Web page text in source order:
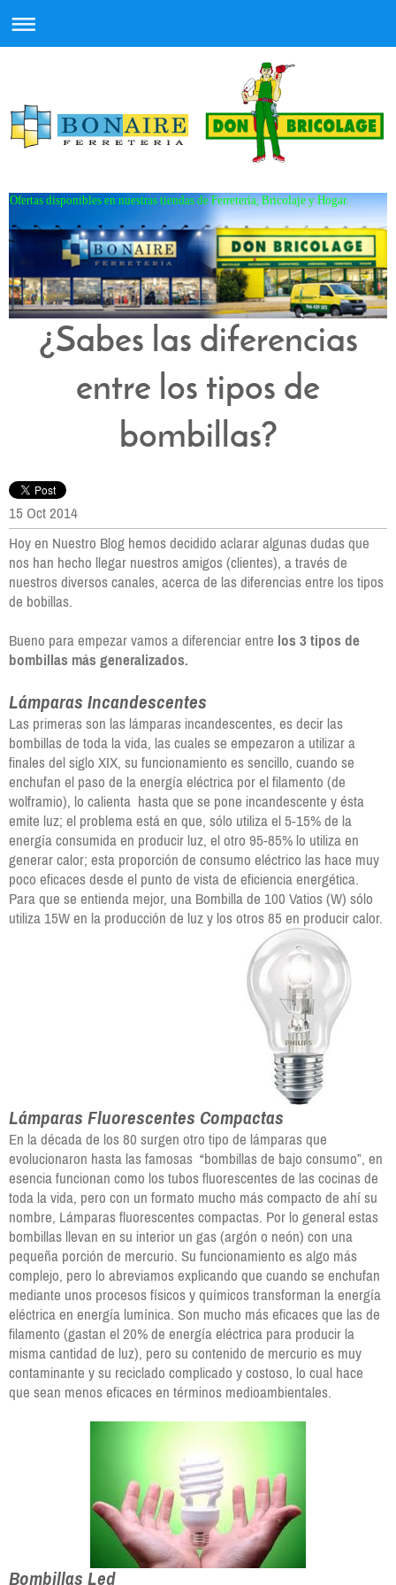
Ofertas disponibles en nuestras tiendas de Ferretería, Bricolaje y Hogar.
¿Sabes las diferencias
entre los tipos de
bombillas?
15 Oct 2014
Hoy en Nuestro Blog hemos decidido aclarar algunas dudas que
nos han hecho llegar nuestros amigos (clientes), a través de
nuestros diversos canales, acerca de las diferencias entre los tipos
de bobillas.
Bueno para empezar vamos a diferenciar entre los 3 tipos de
bombillas más generalizados.
Lámparas Incandescentes
Las primeras son las lámparas incandescentes, es decir las
bombillas de toda la vida, las cuales se empezaron a utilizar a
finales del siglo XIX, su funcionamiento es sencillo, cuando se
enchufan el paso de la energía eléctrica por el filamento (de
wolframio), lo calienta hasta que se pone incandescente y ésta
emite luz; el problema está en que, sólo utiliza el 5-15% de la
energía consumida en producir luz, el otro 95-85% lo utiliza en
generar calor; esta proporción de consumo eléctrico las hace muy
poco eficaces desde el punto de vista de eficiencia energética.
Para que se entienda mejor, una Bombilla de 100 Vatios (W) sólo
utiliza 15W en la producción de luz y los otros 85 en producir calor.
Lámparas Fluorescentes Compactas
En la década de los 80 surgen otro tipo de lámparas que
evolucionaron hasta las famosas “bombillas de bajo consumo”, en
esencia funcionan como los tubos fluorescentes de las cocinas de
toda la vida, pero con un formato mucho más compacto de ahí su
nombre, Lámparas fluorescentes compactas. Por lo general estas
bombillas llevan en su interior un gas (argón o neón) con una
pequeña porción de mercurio. Su funcionamiento es algo más
complejo, pero lo abreviamos explicando que cuando se enchufan
mediante unos procesos físicos y químicos transforman la energía
eléctrica en energía lumínica. Son mucho más eficaces que las de
filamento (gastan el 20% de energía eléctrica para producir la
misma cantidad de luz), pero su contenido de mercurio es muy
contaminante y su reciclado complicado y costoso, lo cual hace
que sean menos eficaces en términos medioambientales.
Bombillas Led